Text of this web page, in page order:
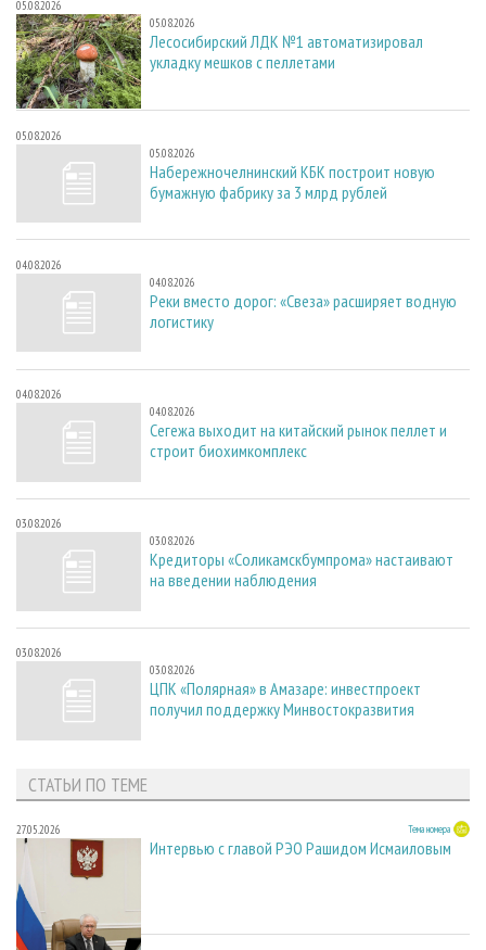
05.08.2026
05.08.2026
Лесосибирский ЛДК №1 автоматизировал
укладку мешков с пеллетами
05.08.2026
05.08.2026
Набережночелнинский КБК построит новую
бумажную фабрику за 3 млрд рублей
04.08.2026
04.08.2026
Реки вместо дорог: «Свеза» расширяет водную
логистику
04.08.2026
04.08.2026
Сегежа выходит на китайский рынок пеллет и
строит биохимкомплекс
03.08.2026
03.08.2026
Кредиторы «Соликамскбумпрома» настаивают
на введении наблюдения
03.08.2026
03.08.2026
ЦПК «Полярная» в Амазаре: инвестпроект
получил поддержку Минвостокразвития
СТАТЬИ ПО ТЕМЕ
27.05.2026 Тема номера
Интервью с главой РЭО Рашидом Исмаиловым